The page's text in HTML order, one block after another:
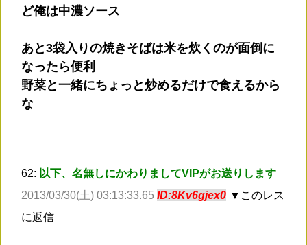
ど俺は中濃ソース
あと3袋入りの焼きそばは米を炊くのが面倒に
なったら便利
野菜と一緒にちょっと炒めるだけで食えるから
な
62: 以下、名無しにかわりましてVIPがお送りします
2013/03/30(土) 03:13:33.65 ID:8Kv6gjex0 ▼このレス
に返信